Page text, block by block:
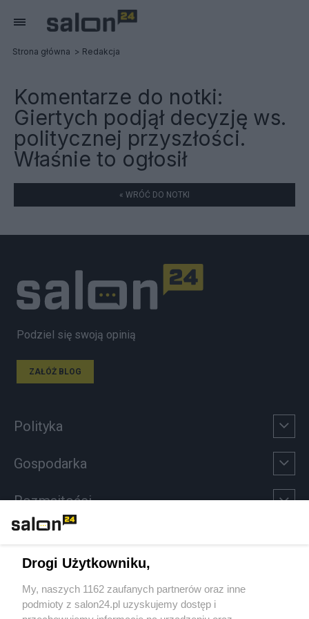
Strona główna Redakcja
Komentarze do notki:
Giertych podjął decyzję ws.
politycznej przyszłości.
Właśnie to ogłosił
« WRÓĆ DO NOTKI
Podziel się swoją opinią
ZAŁÓŻ BLOG
Polityka
Gospodarka
Rozmaitości
Sport
Społeczeństwo
Drogi Użytkowniku,
My, naszych 1162 zaufanych partnerów oraz inne
podmioty z salon24.pl uzyskujemy dostęp i